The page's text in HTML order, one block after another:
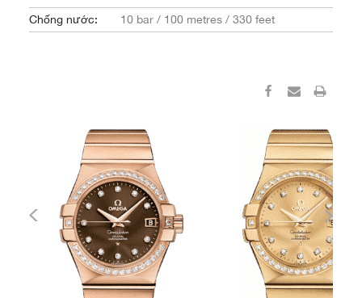
Chống nước:
10 bar / 100 metres / 330 feet